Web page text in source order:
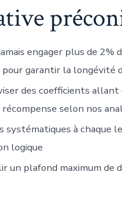
engager plus de 2%
garantir la longévité
des coefficients
selon nos
systématiques à chaque
logique
un plafond maximum de